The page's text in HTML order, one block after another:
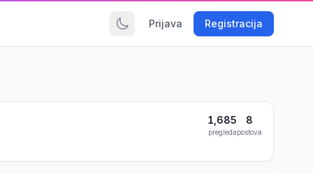
Prijava Registracija
1,685
pregleda
8
postova